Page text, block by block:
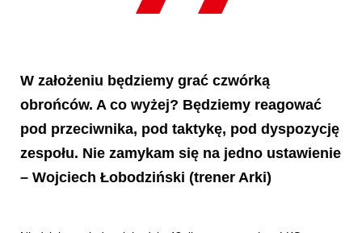
W założeniu będziemy grać czwórką
obrońców. A co wyżej? Będziemy reagować
pod przeciwnika, pod taktykę, pod dyspozycję
zespołu. Nie zamykam się na jedno ustawienie
– Wojciech Łobodziński (trener Arki)